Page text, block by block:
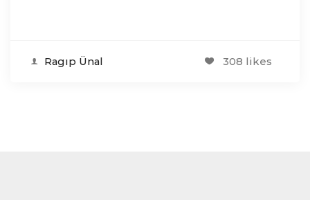
Ragıp Ünal 308 likes